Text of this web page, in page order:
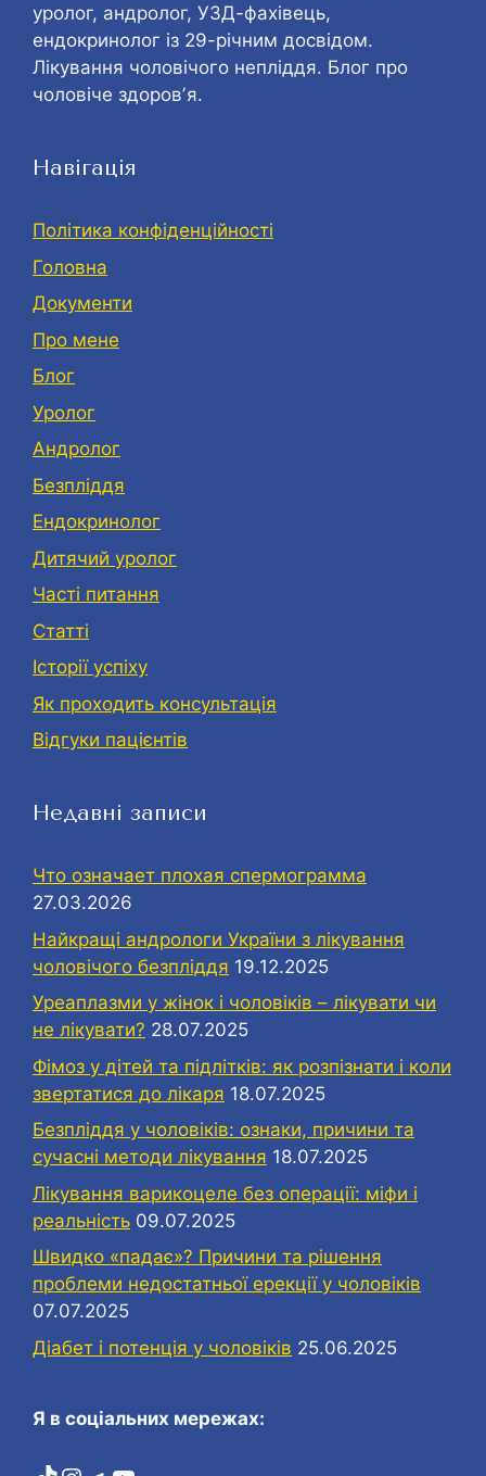
уролог, андролог, УЗД-фахівець,
ендокринолог із 29-річним досвідом.
Лікування чоловічого непліддя. Блог про
чоловіче здоровʼя.
Навігація
Політика конфіденційності
Головна
Документи
Про мене
Блог
Уролог
Андролог
Безпліддя
Eндокринолог
Дитячий уролог
Часті питання
Статті
Історії успіху
Як проходить консультація
Відгуки пацієнтів
Недавні записи
Что означает плохая спермограмма
27.03.2026
Найкращі андрологи України з лікування
чоловічого безпліддя 19.12.2025
Уреаплазми у жінок і чоловіків – лікувати чи
не лікувати? 28.07.2025
Фімоз у дітей та підлітків: як розпізнати і коли
звертатися до лікаря 18.07.2025
Безпліддя у чоловіків: ознаки, причини та
сучасні методи лікування 18.07.2025
Лікування варикоцеле без операції: міфи і
реальність 09.07.2025
Швидко «падає»? Причини та рішення
проблеми недостатньої ерекції у чоловіків
07.07.2025
Діабет і потенція у чоловіків 25.06.2025
Я в соціальних мережах: